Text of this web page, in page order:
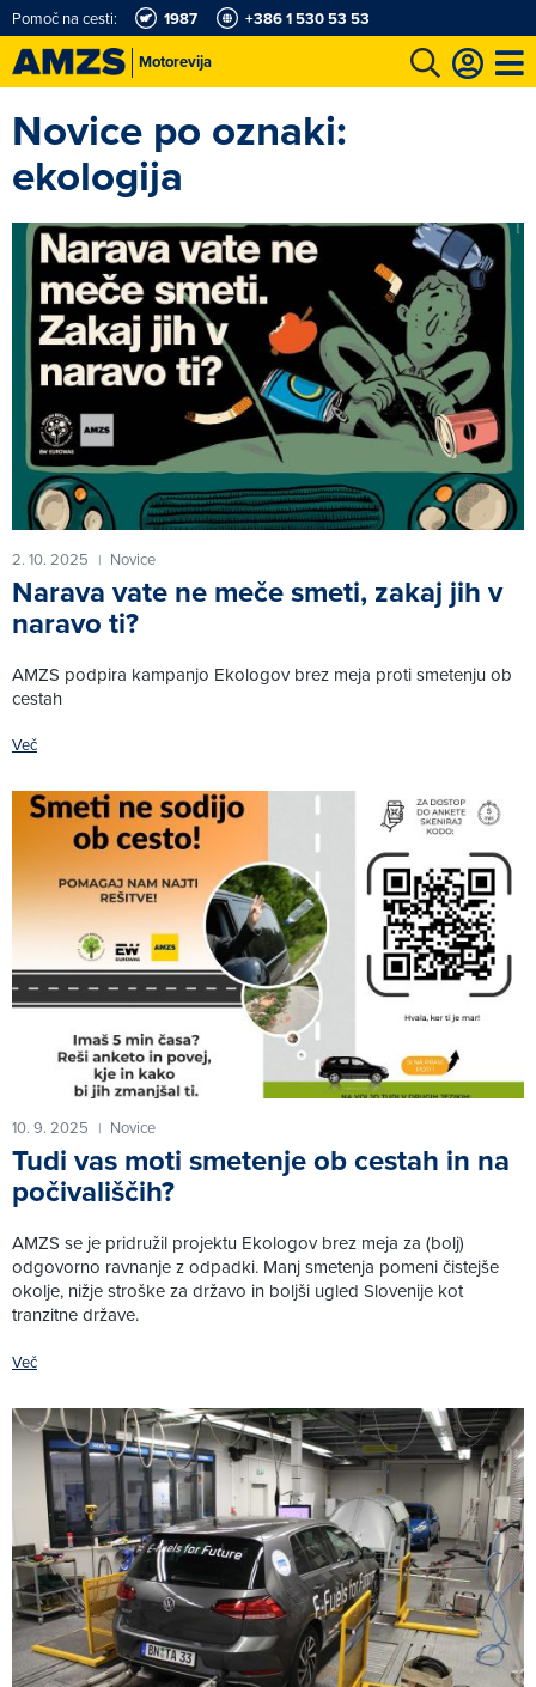
Motorevija
Pomoč na cesti: 1987 +386 1 530 53 53
Karting in motošportni center Najboljši za volanom
Novice po oznaki:
ekologija
2. 10. 2025 | Novice
Narava vate ne meče smeti, zakaj jih v
naravo ti?
AMZS podpira kampanjo Ekologov brez meja proti smetenju ob
cestah
Več
10. 9. 2025 | Novice
Tudi vas moti smetenje ob cestah in na
počivališčih?
AMZS se je pridružil projektu Ekologov brez meja za (bolj)
odgovorno ravnanje z odpadki. Manj smetenja pomeni čistejše
okolje, nižje stroške za državo in boljši ugled Slovenije kot
tranzitne države.
Več